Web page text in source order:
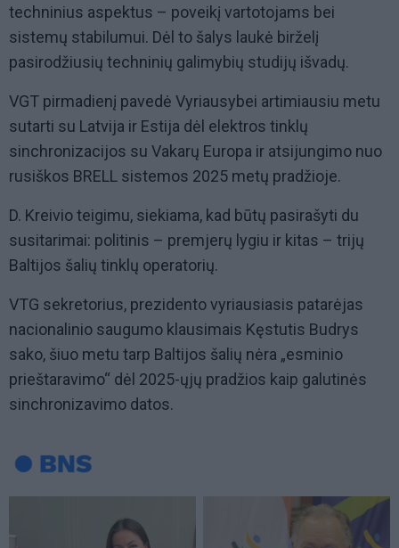
techninius aspektus – poveikį vartotojams bei
sistemų stabilumui. Dėl to šalys laukė birželį
pasirodžiusių techninių galimybių studijų išvadų.
VGT pirmadienį pavedė Vyriausybei artimiausiu metu
sutarti su Latvija ir Estija dėl elektros tinklų
sinchronizacijos su Vakarų Europa ir atsijungimo nuo
rusiškos BRELL sistemos 2025 metų pradžioje.
D. Kreivio teigimu, siekiama, kad būtų pasirašyti du
susitarimai: politinis – premjerų lygiu ir kitas – trijų
Baltijos šalių tinklų operatorių.
VTG sekretorius, prezidento vyriausiasis patarėjas
nacionalinio saugumo klausimais Kęstutis Budrys
sako, šiuo metu tarp Baltijos šalių nėra „esminio
prieštaravimo“ dėl 2025-ųjų pradžios kaip galutinės
sinchronizavimo datos.